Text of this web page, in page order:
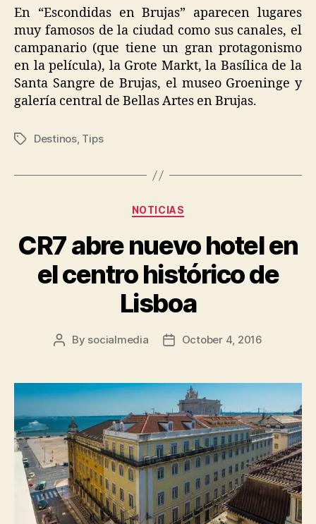
En “Escondidas en Brujas” aparecen lugares
muy famosos de la ciudad como sus canales, el
campanario (que tiene un gran protagonismo
en la película), la Grote Markt, la Basílica de la
Santa Sangre de Brujas, el museo Groeninge y
galería central de Bellas Artes en Brujas.
TagsDestinos, Tips
Categories
NOTICIAS
CR7 abre nuevo hotel en
el centro histórico de
Lisboa
Post
By socialmedia
PostOctober 4, 2016